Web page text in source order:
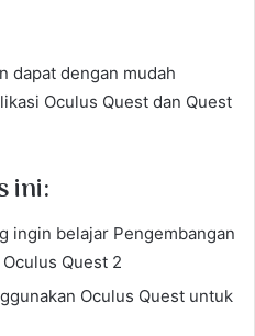
dapat dengan mudah
Oculus Quest dan Quest
ini:
ingin belajar Pengembangan
Quest 2
Oculus Quest untuk